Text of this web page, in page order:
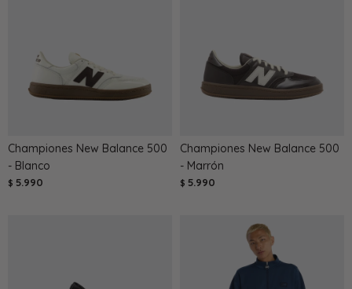
Championes New Balance 500
- Blanco
$ 5.990
Championes New Balance 500
- Marrón
$ 5.990